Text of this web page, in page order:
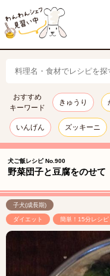
おすすめ
キーワード
きゅうり
いんげん ズッキーニ
犬ご飯レシピ No.900
野菜団子と豆腐をのせて
子犬(成長期)
ダイエット 簡単！15分レシピ